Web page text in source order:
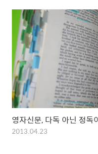
영자신문, 다독 아닌 정독
2013.04.23